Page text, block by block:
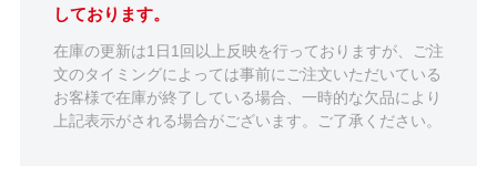
しております。
在庫の更新は1日1回以上反映を行っておりますが、ご注
文のタイミングによっては事前にご注文いただいている
お客様で在庫が終了している場合、一時的な欠品により
上記表示がされる場合がございます。ご了承ください。